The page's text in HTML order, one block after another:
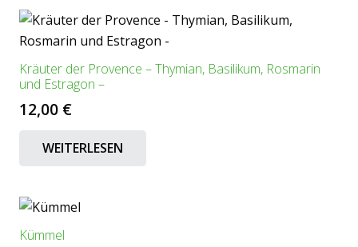
Kräuter der Provence – Thymian, Basilikum, Rosmarin
und Estragon –
12,00 €
WEITERLESEN
Kümmel